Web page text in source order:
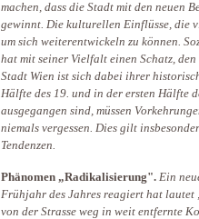
machen, dass die Stadt mit den neuen
gewinnt. Die kulturellen Einflüsse, die
um sich weiterentwickeln zu können.
hat mit seiner Vielfalt einen Schatz,
Stadt Wien ist sich dabei ihrer
Hälfte des 19. und in der ersten Hälfte
ausgegangen sind, müssen
niemals vergessen. Dies gilt
Tendenzen.
Phänomen „Radikalisierung". Ein
Frühjahr des Jahres reagiert hat
von der Strasse weg in weit entfernte